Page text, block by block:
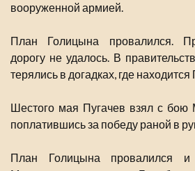
вооруженной армией.
План Голицына провалился.
дорогу не удалось. В
терялись в догадках, где находится
Шестого мая Пугачев взял с бою
поплатившись за победу раной в
План Голицына провалился